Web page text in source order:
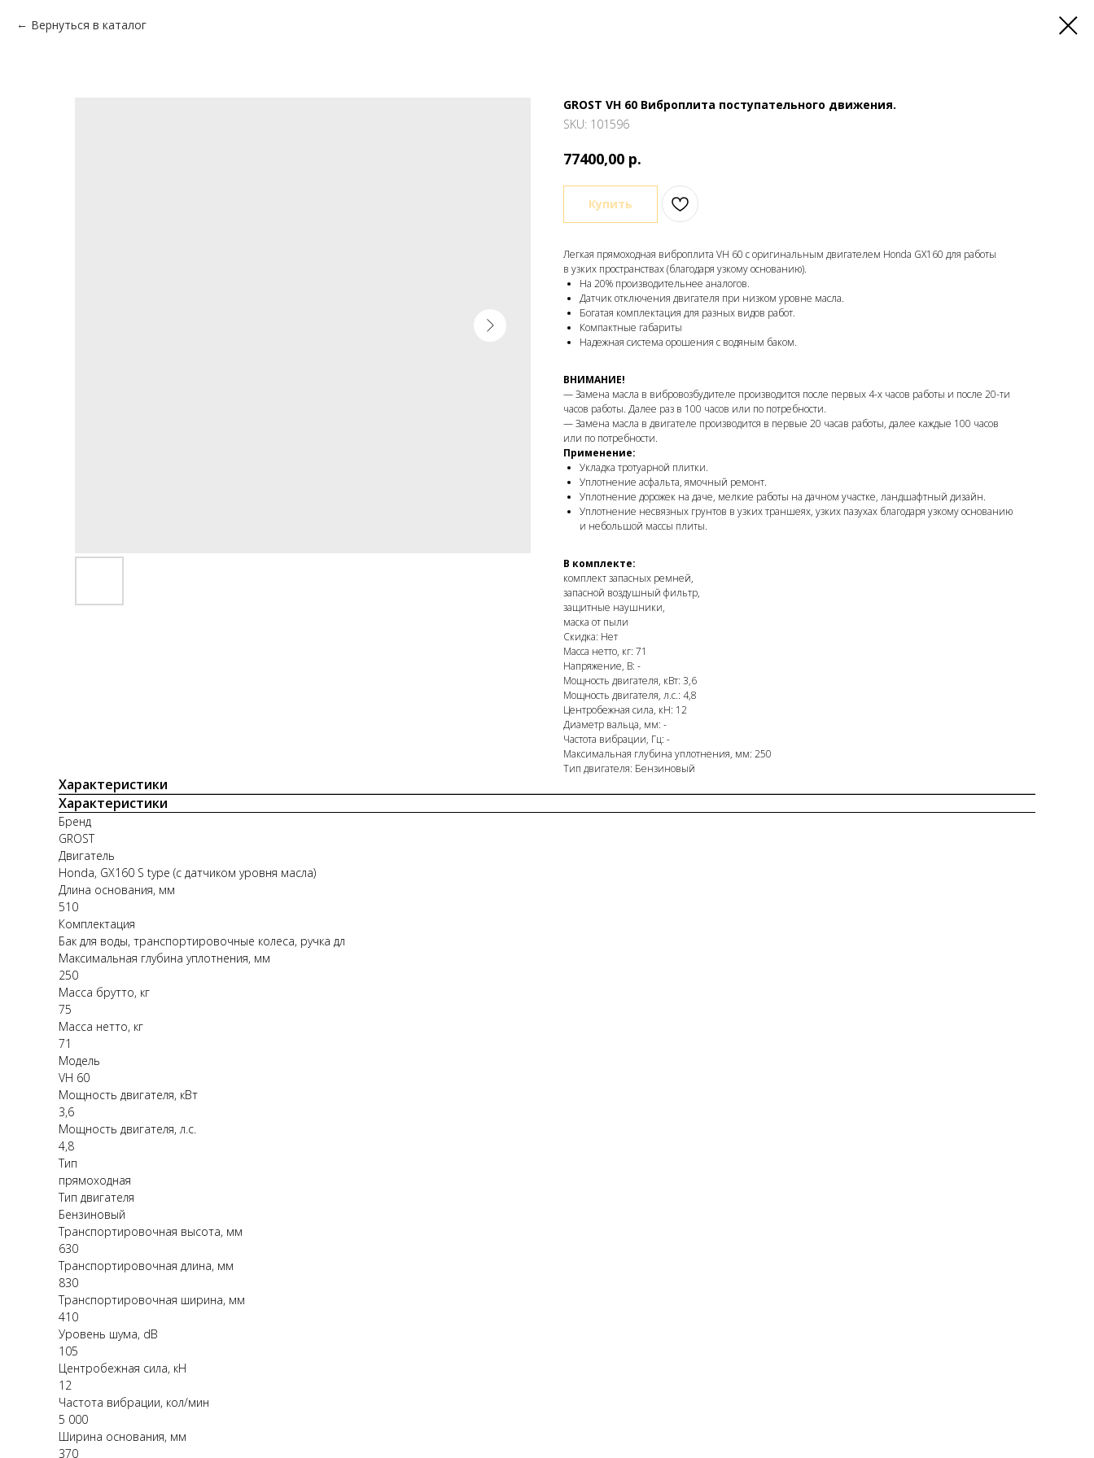
Вернуться в каталог
GROST VH 60 Виброплита поступательного движения.
SKU: 101596
77400,00 р.
Купить
Легкая прямоходная виброплита VH 60 с оригинальным двигателем Honda GX160 для работы
в узких пространствах (благодаря узкому основанию).
На 20% производительнее аналогов.
Датчик отключения двигателя при низком уровне масла.
Богатая комплектация для разных видов работ.
Компактные габариты
Надежная система орошения с водяным баком.
ВНИМАНИЕ!
— Замена масла в вибровозбудителе производится после первых 4-х часов работы и после 20-ти
часов работы. Далее раз в 100 часов или по потребности.
— Замена масла в двигателе производится в первые 20 часав работы, далее каждые 100 часов
или по потребности.
Применение:
Укладка тротуарной плитки.
Уплотнение асфальта, ямочный ремонт.
Уплотнение дорожек на даче, мелкие работы на дачном участке, ландшафтный дизайн.
Уплотнение несвязных грунтов в узких траншеях, узких пазухах благодаря узкому основанию
и небольшой массы плиты.
В комплекте:
комплект запасных ремней,
запасной воздушный фильтр,
защитные наушники,
маска от пыли
Скидка: Нет
Масса нетто, кг: 71
Напряжение, В: -
Мощность двигателя, кВт: 3,6
Мощность двигателя, л.с.: 4,8
Центробежная сила, кН: 12
Диаметр вальца, мм: -
Частота вибрации, Гц: -
Максимальная глубина уплотнения, мм: 250
Тип двигателя: Бензиновый
Характеристики
Характеристики
Бренд
GROST
Двигатель
Honda, GX160 S type (с датчиком уровня масла)
Длина основания, мм
510
Комплектация
Бак для воды, транспортировочные колеса, ручка дл
Максимальная глубина уплотнения, мм
250
Масса брутто, кг
75
Масса нетто, кг
71
Модель
VH 60
Мощность двигателя, кВт
3,6
Мощность двигателя, л.с.
4,8
Тип
прямоходная
Тип двигателя
Бензиновый
Транспортировочная высота, мм
630
Транспортировочная длина, мм
830
Транспортировочная ширина, мм
410
Уровень шума, dB
105
Центробежная сила, кН
12
Частота вибрации, кол/мин
5 000
Ширина основания, мм
370